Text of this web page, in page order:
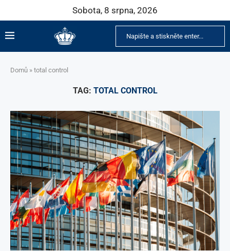
Sobota, 8 srpna, 2026
Domů » total control
TAG: TOTAL CONTROL